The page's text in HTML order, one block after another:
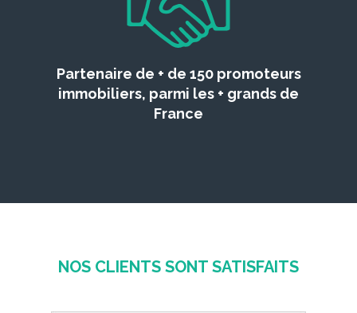
Partenaire de + de 150 promoteurs
immobiliers, parmi les + grands de
France
NOS CLIENTS SONT SATISFAITS